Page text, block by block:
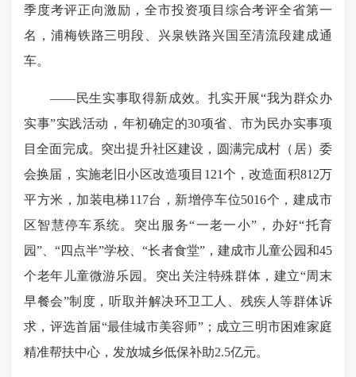
季度考评正向激励，全市投资项目综合考评全省第一
名，浦梅铁路三明段、兴泉铁路兴国至清流段建成通
车。
——民生实事取得新成效。扎实开展“我为群众办
实事”实践活动，年初确定的30项省、市为民办实事项
目全面完成。突出提升社区建设，圆满完成村（居）委
会换届，实施老旧小区改造项目121个，改造面积812万
平方米，加装电梯117台，新增停车位5016个，建成市
区智慧停车系统。突出服务“一老一小”，办好“托育
园”、“四点半”学校、“长者食堂”，建成市儿童公园和45
个老年儿童微游乐园。突出关注特殊群体，建立“周末
早餐会”制度，听取并解决环卫工人、残疾人等群体诉
求，评选首届“最佳城市美容师”；成立三明市困难家庭
精准帮扶中心，发放城乡低保补助2.5亿元。